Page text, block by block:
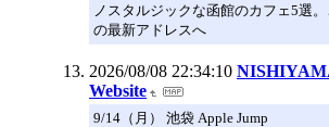
ノスタルジックな函館のカフェ5選
の最新アドレスへ
2026/08/08 22:34:10
Website
9/14（月） 池袋 Apple Jump